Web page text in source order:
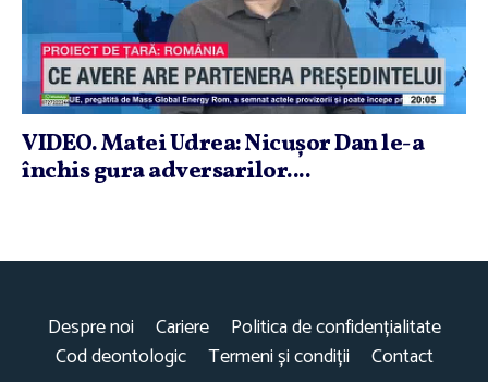
VIDEO. Matei Udrea: Nicuşor Dan le-a
închis gura adversarilor....
Despre noi Cariere
Politica de confidențialitate
Cod deontologic
Termeni și condiții Contact